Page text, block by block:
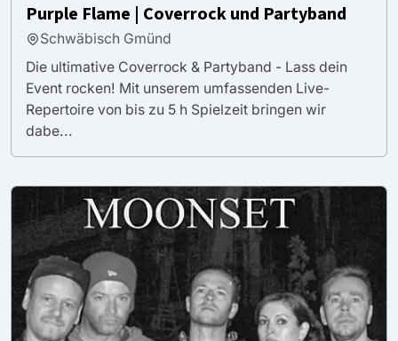
Purple Flame | Coverrock und Partyband
Schwäbisch Gmünd
Die ultimative Coverrock & Partyband - Lass dein
Event rocken! Mit unserem umfassenden Live-
Repertoire von bis zu 5 h Spielzeit bringen wir
dabe...